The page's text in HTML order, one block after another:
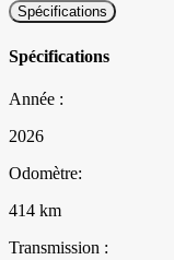
Spécifications
Spécifications
Année :
2026
Odomètre:
414 km
Transmission :